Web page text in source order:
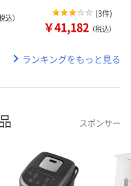
込）
(3件)
￥41,182 （税込）
ランキングをもっと見る
スポンサー